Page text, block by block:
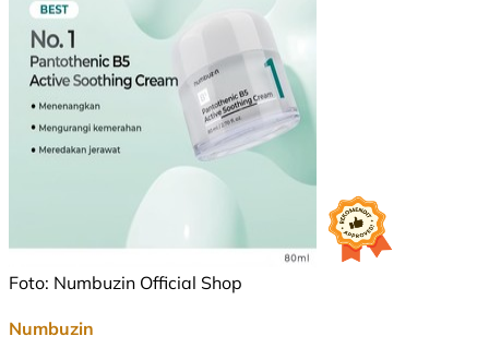
Foto: Numbuzin Official Shop
Numbuzin